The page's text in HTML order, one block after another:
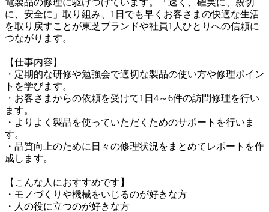
電製品の修理に駆けつけています。「速く、確実に、親切
に、安全に」取り組み、1日でも早くお客さまの快適な生活
を取り戻すことが東芝ブランドや社員1人ひとりへの信頼に
つながります。
【仕事内容】
・定期的な研修や勉強会で適切な製品の使い方や修理ポイン
トを学びます。
・お客さまからの依頼を受けて1日4～6件の訪問修理を行い
ます。
・よりよく製品を使っていただくためのサポートを行いま
す。
・品質向上のために日々の修理状況をまとめてレポートを作
成します。
【こんな人におすすめです】
・モノづくりや機械をいじるのが好きな方
・人の役に立つのが好きな方